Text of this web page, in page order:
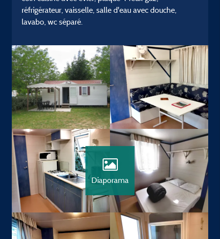
réfrigérateur, vaisselle, salle d'eau avec douche,
lavabo, wc séparé.
Diaporama